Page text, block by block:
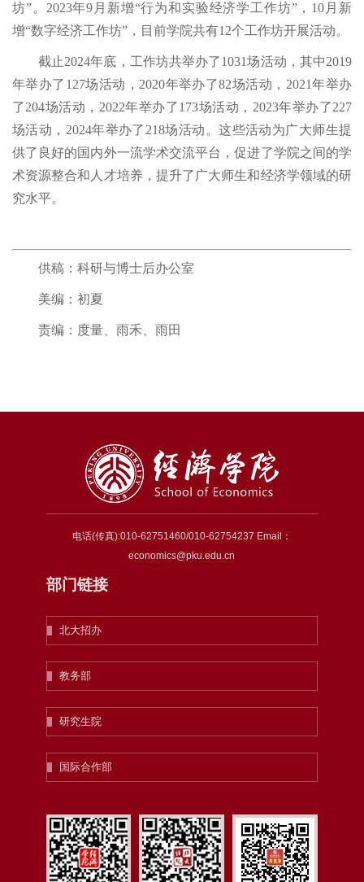
坊”。2023年9月新增“行为和实验经济学工作坊”，10月新
增“数字经济工作坊”，目前学院共有12个工作坊开展活动。
截止2024年底，工作坊共举办了1031场活动，其中2019
年举办了127场活动，2020年举办了82场活动，2021年举办
了204场活动，2022年举办了173场活动，2023年举办了227
场活动，2024年举办了218场活动。这些活动为广大师生提
供了良好的国内外一流学术交流平台，促进了学院之间的学
术资源整合和人才培养，提升了广大师生和经济学领域的研
究水平。
供稿：科研与博士后办公室
美编：初夏
责编：度量、雨禾、雨田
电话(传真):010-62751460/010-62754237 Email：
economics@pku.edu.cn
部门链接
北大招办
教务部
研究生院
国际合作部